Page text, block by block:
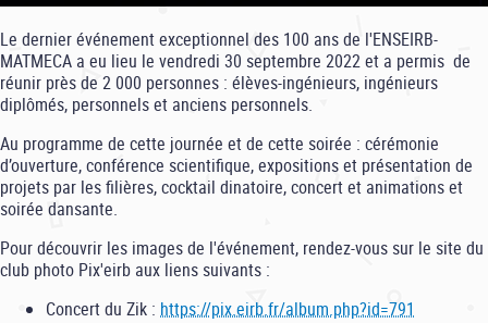
Le dernier événement exceptionnel des 100 ans de l'ENSEIRB-
MATMECA a eu lieu le vendredi 30 septembre 2022 et a permis de
réunir près de 2 000 personnes : élèves-ingénieurs, ingénieurs
diplômés, personnels et anciens personnels.
Au programme de cette journée et de cette soirée : cérémonie
d’ouverture, conférence scientifique, expositions et présentation de
projets par les filières, cocktail dinatoire, concert et animations et
soirée dansante.
Pour découvrir les images de l'événement, rendez-vous sur le site du
club photo Pix'eirb aux liens suivants :
Concert du Zik : https://pix.eirb.fr/album.php?id=791